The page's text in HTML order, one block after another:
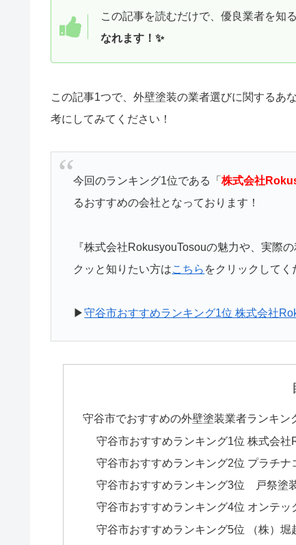
この記事を読むだけで、優良業者を知
なれます！✨
この記事1つで、外壁塗装の業者選びに関するあ
考にしてみてください！
今回のランキング1位である「株式会社
るおすすめの会社となっております！
『株式会社RokusyouTosouの魅力や、実際
クッと知りたい方はこちら をクリックしてく
▶守谷市おすすめランキング1位 株式会社
守谷市でおすすめの外壁塗装業者ランキン
守谷市おすすめランキング1位 株式会社
守谷市おすすめランキング2位 プラチナ
守谷市おすすめランキング3位 戸祭塗
守谷市おすすめランキング4位 オンテッ
守谷市おすすめランキング5位 （株）堀